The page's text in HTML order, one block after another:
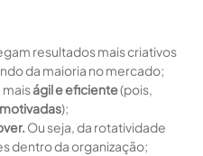
resultados mais criativos
da maioria no mercado;
maiságil e eficiente(pois,
);
Ou seja, da rotatividade
dentro da organização;